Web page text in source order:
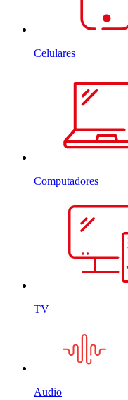
Celulares
Computadores
TV
Audio